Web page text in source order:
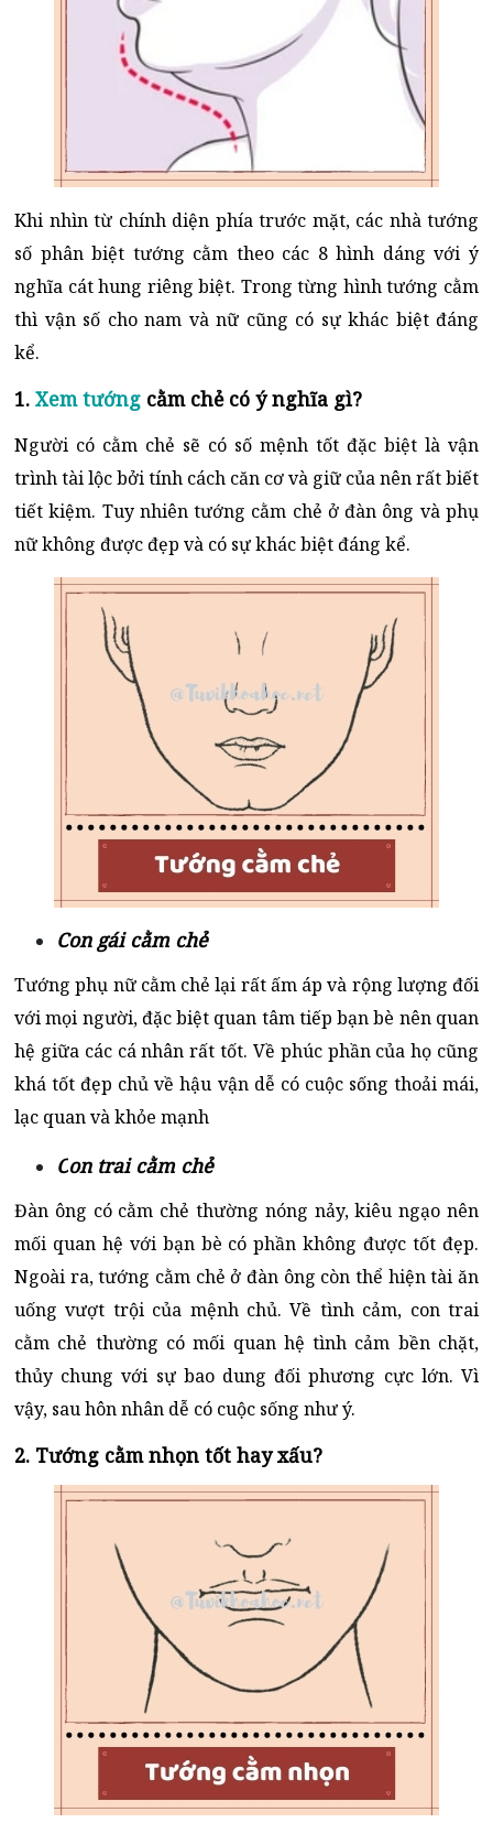
Khi nhìn từ chính diện phía trước mặt, các nhà tướng
số phân biệt tướng cằm theo các 8 hình dáng với ý
nghĩa cát hung riêng biệt. Trong từng hình tướng cằm
thì vận số cho nam và nữ cũng có sự khác biệt đáng
kể.
1. Xem tướng cằm chẻ có ý nghĩa gì?
Người có cằm chẻ sẽ có số mệnh tốt đặc biệt là vận
trình tài lộc bởi tính cách căn cơ và giữ của nên rất biết
tiết kiệm. Tuy nhiên tướng cằm chẻ ở đàn ông và phụ
nữ không được đẹp và có sự khác biệt đáng kể.
Con gái cằm chẻ
Tướng phụ nữ cằm chẻ lại rất ấm áp và rộng lượng đối
với mọi người, đặc biệt quan tâm tiếp bạn bè nên quan
hệ giữa các cá nhân rất tốt. Về phúc phần của họ cũng
khá tốt đẹp chủ về hậu vận dễ có cuộc sống thoải mái,
lạc quan và khỏe mạnh
Con trai cằm chẻ
Đàn ông có cằm chẻ thường nóng nảy, kiêu ngạo nên
mối quan hệ với bạn bè có phần không được tốt đẹp.
Ngoài ra, tướng cằm chẻ ở đàn ông còn thể hiện tài ăn
uống vượt trội của mệnh chủ. Về tình cảm, con trai
cằm chẻ thường có mối quan hệ tình cảm bền chặt,
thủy chung với sự bao dung đối phương cực lớn. Vì
vậy, sau hôn nhân dễ có cuộc sống như ý.
2. Tướng cằm nhọn tốt hay xấu?